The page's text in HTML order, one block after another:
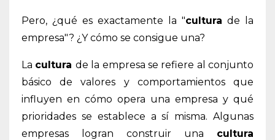
Pero, ¿qué es exactamente la "cultura de la
empresa"? ¿Y cómo se consigue una?
La cultura de la empresa se refiere al conjunto
básico de valores y comportamientos que
influyen en cómo opera una empresa y qué
prioridades se establece a sí misma. Algunas
empresas logran construir una cultura